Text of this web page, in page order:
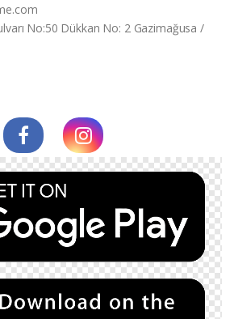
No:50 Dükkan No: 2 Gazimağusa /